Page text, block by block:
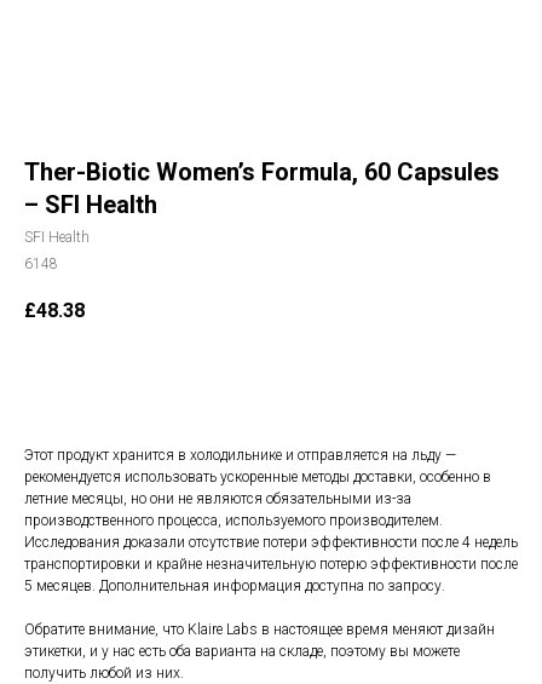
Ther-Biotic Women’s Formula, 60 Capsules
– SFI Health
SFI Health
6148
£48.38
Этот продукт хранится в холодильнике и отправляется на льду —
рекомендуется использовать ускоренные методы доставки, особенно в
летние месяцы, но они не являются обязательными из-за
производственного процесса, используемого производителем.
Исследования доказали отсутствие потери эффективности после 4 недель
транспортировки и крайне незначительную потерю эффективности после
5 месяцев. Дополнительная информация доступна по запросу.
Обратите внимание, что Klaire Labs в настоящее время меняют дизайн
этикетки, и у нас есть оба варианта на складе, поэтому вы можете
получить любой из них.